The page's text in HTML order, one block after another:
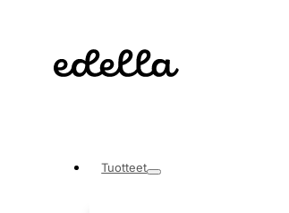
Tuotteet